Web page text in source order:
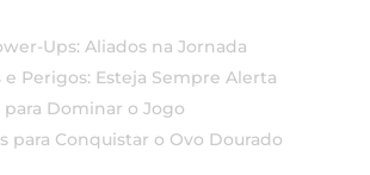
Ups: Aliados na Jornada
e Perigos: Esteja Sempre Alerta
para Dominar o Jogo
para Conquistar o Ovo Dourado